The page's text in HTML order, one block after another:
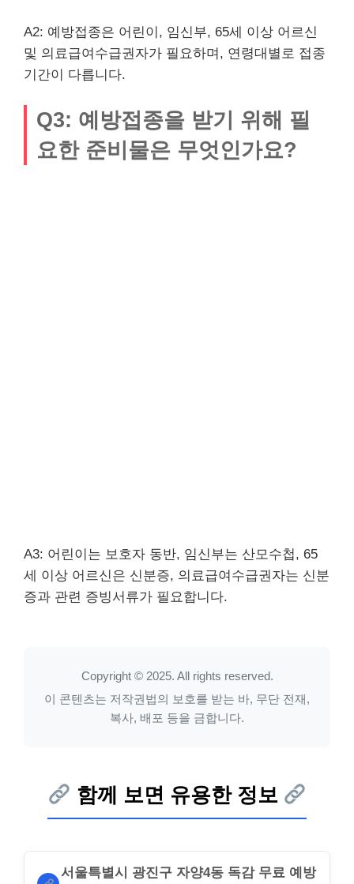
A2: 예방접종은 어린이, 임신부, 65세 이상 어르신
및 의료급여수급권자가 필요하며, 연령대별로 접종
기간이 다릅니다.
Q3: 예방접종을 받기 위해 필
요한 준비물은 무엇인가요?
A3: 어린이는 보호자 동반, 임신부는 산모수첩, 65
세 이상 어르신은 신분증, 의료급여수급권자는 신분
증과 관련 증빙서류가 필요합니다.
Copyright © 2025. All rights reserved.
이 콘텐츠는 저작권법의 보호를 받는 바, 무단 전재,
복사, 배포 등을 금합니다.
함께 보면 유용한 정보
서울특별시 광진구 자양4동 독감 무료 예방